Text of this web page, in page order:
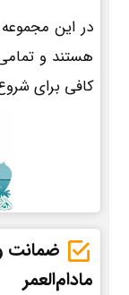
در این
هستند و
کافی برای
ضمانت
مادام‌العمر